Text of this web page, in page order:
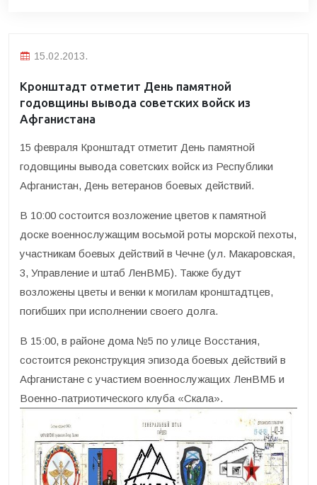
15.02.2013.
Кронштадт отметит День памятной
годовщины вывода советских войск из
Афганистана
15 февраля Кронштадт отметит День памятной
годовщины вывода советских войск из Республики
Афганистан, День ветеранов боевых действий.
В 10:00 состоится возложение цветов к памятной
доске военнослужащим восьмой роты морской пехоты,
участникам боевых действий в Чечне (ул. Макаровская,
3, Управление и штаб ЛенВМБ). Также будут
возложены цветы и венки к могилам кронштадтцев,
погибших при исполнении своего долга.
В 15:00, в районе дома №5 по улице Восстания,
состоится реконструкция эпизода боевых действий в
Афганистане с участием военнослужащих ЛенВМБ и
Военно-патриотического клуба «Скала».